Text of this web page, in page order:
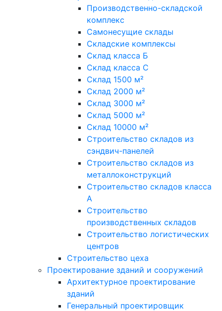
Производственно-складской
комплекс
Самонесущие склады
Складские комплексы
Склад класса Б
Склад класса С
Склад 1500 м²
Склад 2000 м²
Склад 3000 м²
Склад 5000 м²
Склад 10000 м²
Строительство складов из
сэндвич-панелей
Строительство складов из
металлоконструкций
Строительство складов класса
А
Строительство
производственных складов
Строительство логистических
центров
Строительство цеха
Проектирование зданий и сооружений
Архитектурное проектирование
зданий
Генеральный проектировщик